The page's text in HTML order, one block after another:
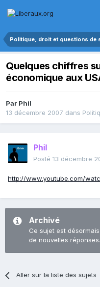
Politique, droit et questions de
Quelques chiffres
économique aux
Par Phil
13 décembre 2007 dans
Phil
Posté 13 décembre
http://www.youtube.com/
Archivé
Ce sujet est
de nouvelles réponses.
Aller sur la liste des sujets